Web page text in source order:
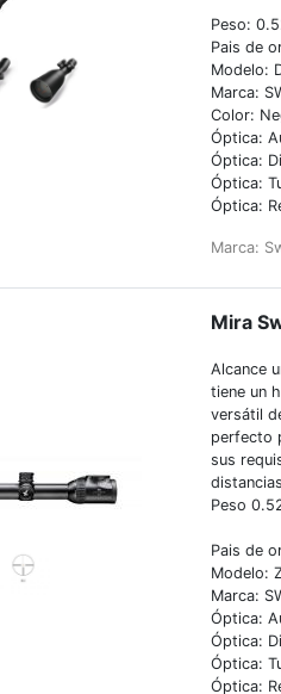
Peso:
Pais de
Modelo:
Marca:
Color:
Óptica:
Óptica:
Óptica:
Óptica:
Marca:
Mira
Alcance
tiene un
versátil
perfecto
sus
Peso
Pais de
Modelo:
Marca:
Óptica:
Óptica:
Óptica:
Óptica: